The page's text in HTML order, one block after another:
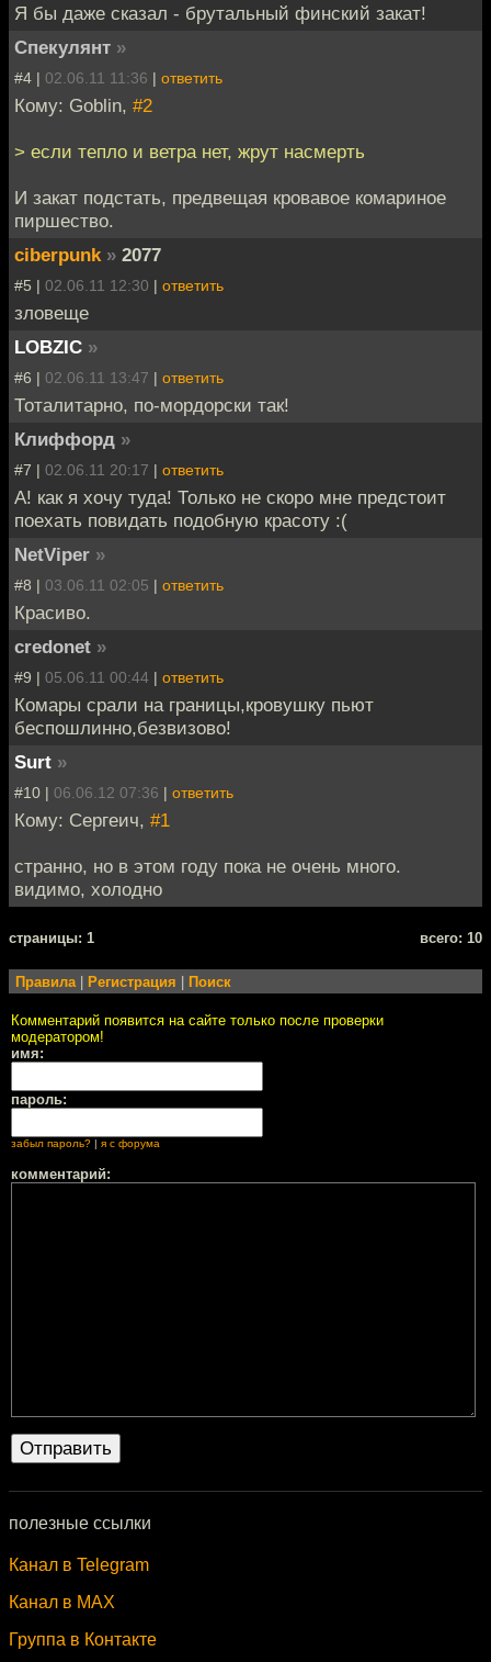
Я бы даже сказал - брутальный финский закат!
Спекулянт »
#4 | 02.06.11 11:36 | ответить
Кому: Goblin, #2
> если тепло и ветра нет, жрут насмерть
И закат подстать, предвещая кровавое комариное
пиршество.
ciberpunk » 2077
#5 | 02.06.11 12:30 | ответить
зловеще
LOBZIC »
#6 | 02.06.11 13:47 | ответить
Тоталитарно, по-мордорски так!
Клиффорд »
#7 | 02.06.11 20:17 | ответить
А! как я хочу туда! Только не скоро мне предстоит
поехать повидать подобную красоту :(
NetViper »
#8 | 03.06.11 02:05 | ответить
Красиво.
credonet »
#9 | 05.06.11 00:44 | ответить
Комары срали на границы,кровушку пьют
беспошлинно,безвизово!
Surt »
#10 | 06.06.12 07:36 | ответить
Кому: Сергеич, #1
странно, но в этом году пока не очень много.
видимо, холодно
cтраницы: 1 всего: 10
Правила| Регистрация Поиск
Комментарий появится на сайте только после проверки
модератором!
имя:
пароль:
забыл пароль? я с форума
комментарий:
полезные ссылки
Канал в Telegram
Канал в MAX
Группа в Контакте